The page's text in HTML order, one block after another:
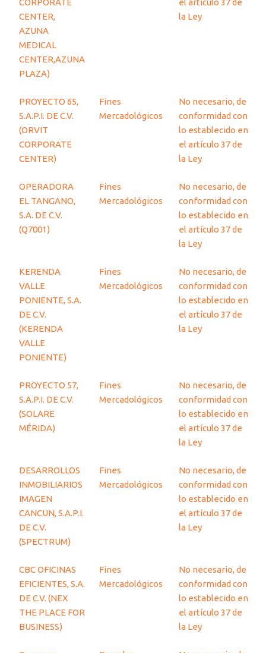
CORPORATE
CENTER,
AZUNA
MEDICAL
CENTER,AZUNA
PLAZA)
el artículo 37 de
la Ley
PROYECTO 65,
S.A.P.I. DE C.V.
(ORVIT
CORPORATE
CENTER)
Fines
Mercadológicos
No necesario, de
conformidad con
lo establecido en
el artículo 37 de
la Ley
OPERADORA
EL TANGANO,
S.A. DE C.V.
(Q7001)
Fines
Mercadológicos
No necesario, de
conformidad con
lo establecido en
el artículo 37 de
la Ley
KERENDA
VALLE
PONIENTE, S.A.
DE C.V.
(KERENDA
VALLE
PONIENTE)
Fines
Mercadológicos
No necesario, de
conformidad con
lo establecido en
el artículo 37 de
la Ley
PROYECTO 57,
S.A.P.I. DE C.V.
(SOLARE
MÉRIDA)
Fines
Mercadológicos
No necesario, de
conformidad con
lo establecido en
el artículo 37 de
la Ley
DESARROLLOS
INMOBILIARIOS
IMAGEN
CANCUN, S.A.P.I.
DE C.V.
(SPECTRUM)
Fines
Mercadológicos
No necesario, de
conformidad con
lo establecido en
el artículo 37 de
la Ley
CBC OFICINAS
EFICIENTES, S.A.
DE C.V. (NEX
THE PLACE FOR
BUSINESS)
Fines
Mercadológicos
No necesario, de
conformidad con
lo establecido en
el artículo 37 de
la Ley